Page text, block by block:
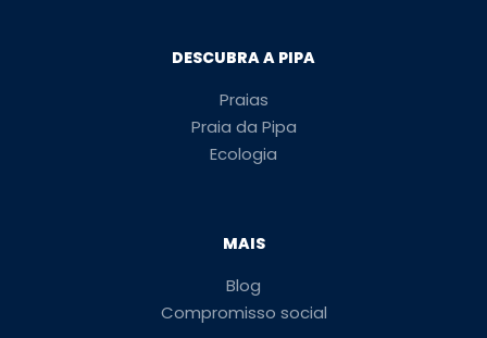
DESCUBRA A PIPA
Praias
Praia da Pipa
Ecologia
MAIS
Blog
Compromisso social